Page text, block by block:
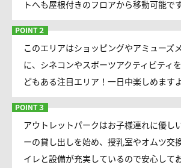
トへも屋根付きのフロアから移動可能です
このエリアはショッピングやアミューズ
に、シネコンやスポーツアクティビティ
どもある注目エリア！一日中楽しめますよ
アウトレットパークはお子様連れに優し
ーの貸し出しを始め、授乳室やオムツ交
イレと設備が充実しているので安心して